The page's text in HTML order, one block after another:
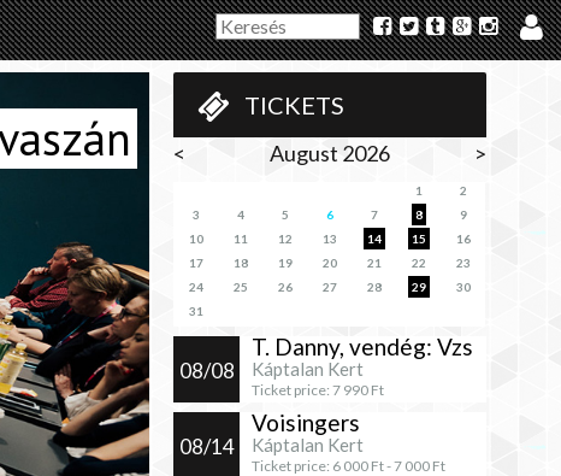
TICKETS
< August 2026 >
1
2
3
4 5 6 7 8
9
10
11 12 13 14 15
16
17
18 19 20 21 22
23
24
25 26 27 28 29
30
31
08/08
T. Danny, vendég: Vzs
Káptalan Kert
Ticket price: 7 990 Ft
08/14
Voisingers
Káptalan Kert
Ticket price: 6 000 Ft -7 000 Ft